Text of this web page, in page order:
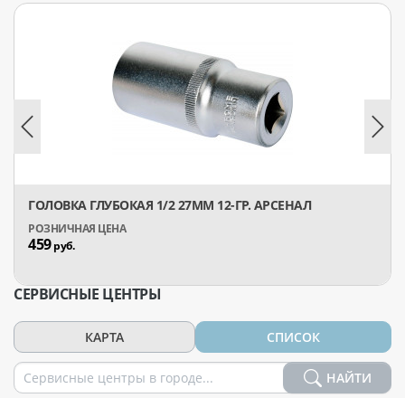
ГОЛОВКА ГЛУБОКАЯ 1/2 27ММ 12-ГР. АРСЕНАЛ
459руб.
СЕРВИСНЫЕ ЦЕНТРЫ
КАРТА СПИСОК
НАЙТИ